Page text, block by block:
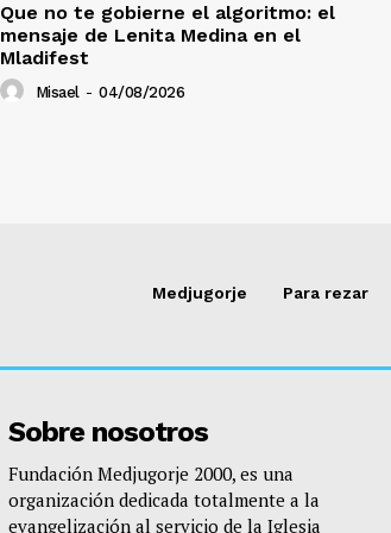
Que no te gobierne el algoritmo: el
mensaje de Lenita Medina en el
Mladifest
Misael - 04/08/2026
Medjugorje Para rezar
Sobre nosotros
Fundación Medjugorje 2000, es una
organización dedicada totalmente a la
evangelización al servicio de la Iglesia